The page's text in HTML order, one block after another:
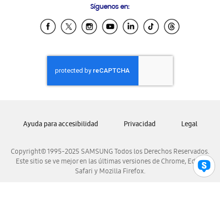
Samsung Ecuador
Samsung El Salvador
Samsung Honduras
Samsung Nicaragua
Samsung Panamá
Samsung Venezuela
Síguenos en:
Copyright© 1995-2025 SAMSUNG Todos los Derechos Reservados.
Este sitio se ve mejor en las últimas versiones de Chrome, Edge,
Safari y Mozilla Firefox.
Ayuda para accesibilidad Privacidad Legal